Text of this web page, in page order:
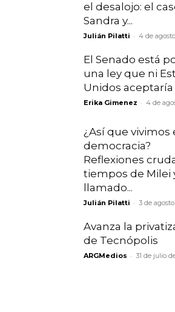
el desalojo: el
Sandra y...
Julián Pilatti - 4 de
El Senado está
una ley que ni
Unidos aceptaría
Erika Gimenez - 4 de
¿Así que vivimos
democracia?
Reflexiones
tiempos de Milei
llamado...
Julián Pilatti - 3 de
Avanza la
de Tecnópolis
ARGMedios - 31 de julio